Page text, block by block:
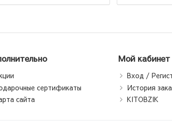
сертификаты
сайта
Мой кабинет
Вход /
История
KITOBZIK